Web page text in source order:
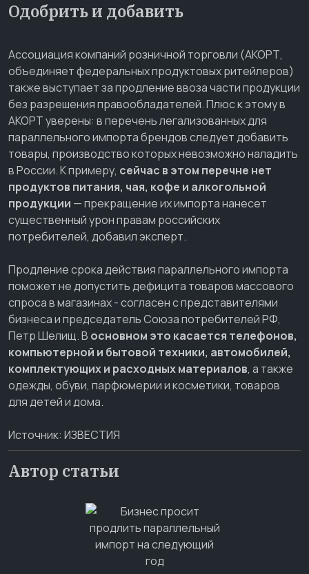
Одобрить и добавить
Ассоциация компаний розничной торговли (АКОРТ,
объединяет федеральных продуктовых ритейлеров)
также выступает за продление ввоза части продукции
без разрешения правообладателей. Плюс к этому в
АКОРТ уверены: в перечень легализованных для
параллельного импорта брендов следует добавить
товары, производство которых невозможно наладить
в России. К примеру, сейчас в этом перечне нет
продуктов питания, чая, кофе и алкогольной
продукции — прекращение их импорта нанесет
существенный урон правам российских
потребителей, добавил эксперт.
Продление срока действия параллельного импорта
поможет не допустить дефицита товаров массового
спроса в магазинах - согласен с представителями
бизнеса и председатель Союза потребителей РФ,
Петр Шелищ. В основном это касается телефонов,
компьютерной и бытовой техники, автомобилей,
комплектующих и расходных материалов, а также
одежды, обуви, парфюмерии и косметики, товаров
для детей и дома.
Источник: ИЗВЕСТИЯ
Автор статьи